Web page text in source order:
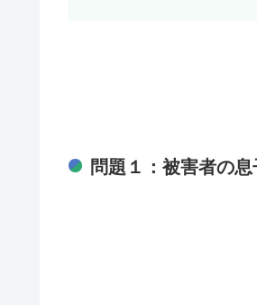
問題１：被害者の